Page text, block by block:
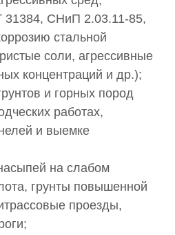
31384, СНиП 2.03.11-85,
стальной
соли, агрессивные
концентраций и др.);
и горных пород
работах,
и выемке
на слабом
грунты повышенной
проезды,